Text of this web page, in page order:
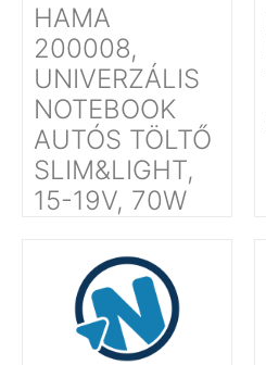
HAMA
200008,
UNIVERZÁLIS
NOTEBOOK
AUTÓS TÖLTŐ
SLIM&LIGHT,
15-19V, 70W